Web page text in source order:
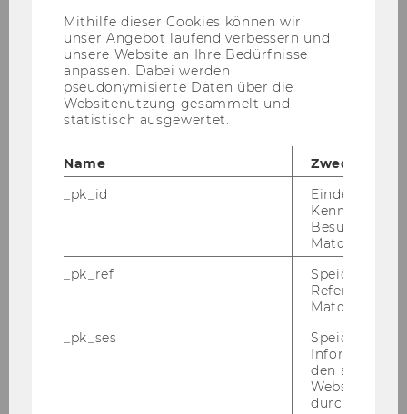
ARCUS Košice, spe­cia­li­zi­ra­na
usta­no­va za so­cial­ne sto­rit­ve
in usta­no­va za sta­rejše občane
v Košicah, Slovaška
Mithilfe dieser Cookies können wir
unser Angebot laufend verbessern und
unsere Website an Ihre Bedürfnisse
anpassen. Dabei werden
pseudonymisierte Daten über die
Websitenutzung gesammelt und
statistisch ausgewertet.
Name
Zweck
_pk_id
Eindeutige
Besuchers
Matomo.
_pk_ref
Speicherung
Referrers
Matomo.
_pk_ses
Speicherung
den aktuellen
durch